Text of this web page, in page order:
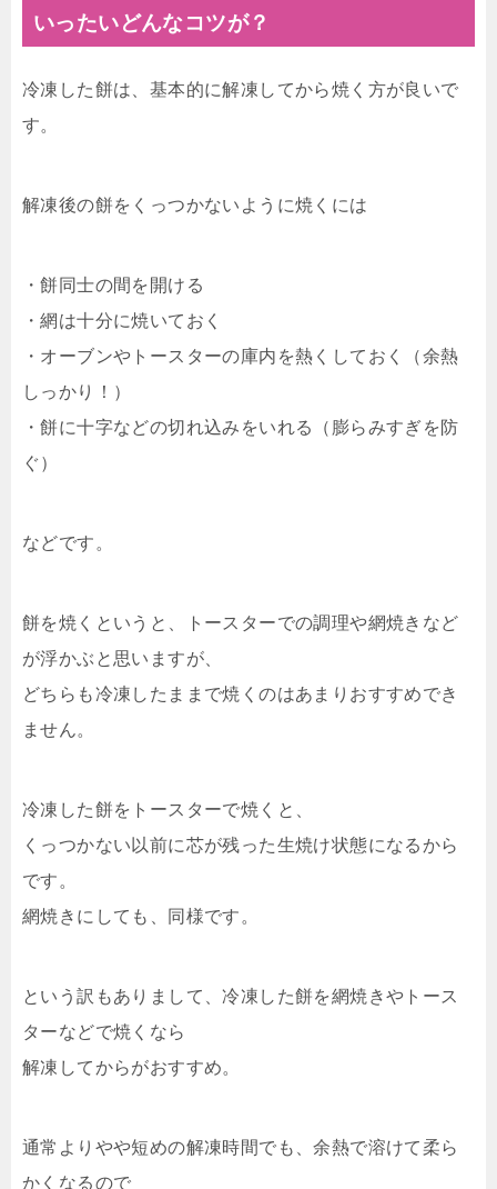
いったいどんなコツが？
冷凍した餅は、基本的に解凍してから焼く方が良いで
す。
解凍後の餅をくっつかないように焼くには
・餅同士の間を開ける
・網は十分に焼いておく
・オーブンやトースターの庫内を熱くしておく（余熱
しっかり！）
・餅に十字などの切れ込みをいれる（膨らみすぎを防
ぐ）
などです。
餅を焼くというと、トースターでの調理や網焼きなど
が浮かぶと思いますが、
どちらも冷凍したままで焼くのはあまりおすすめでき
ません。
冷凍した餅をトースターで焼くと、
くっつかない以前に芯が残った生焼け状態になるから
です。
網焼きにしても、同様です。
という訳もありまして、冷凍した餅を網焼きやトース
ターなどで焼くなら
解凍してからがおすすめ。
通常よりやや短めの解凍時間でも、余熱で溶けて柔ら
かくなるので